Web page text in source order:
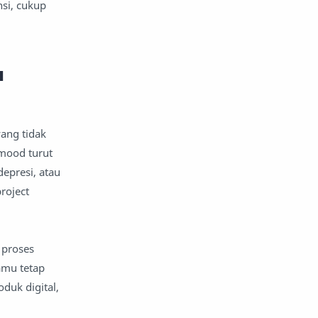
cukup
tidak
turut
atau
tetap
digital,